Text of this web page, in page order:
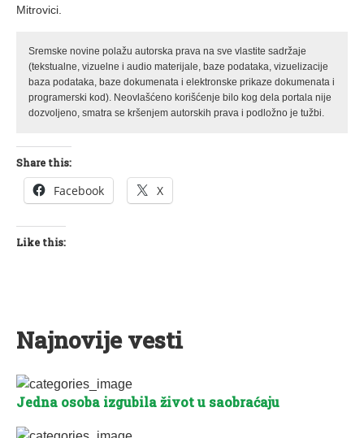
Mitrovici.
Sremske novine polažu autorska prava na sve vlastite sadržaje
(tekstualne, vizuelne i audio materijale, baze podataka, vizuelizacije
baza podataka, baze dokumenata i elektronske prikaze dokumenata i
programerski kod). Neovlašćeno korišćenje bilo kog dela portala nije
dozvoljeno, smatra se kršenjem autorskih prava i podložno je tužbi.
Share this:
Facebook X
Like this:
Najnovije vesti
Jedna osoba izgubila život u saobraćaju